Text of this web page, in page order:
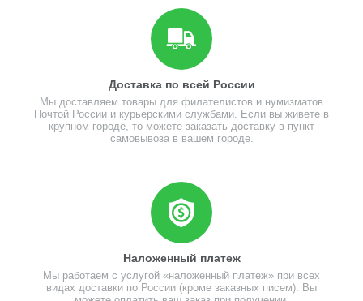
Доставка по всей России
Мы доставляем товары для филателистов и нумизматов
Почтой России и курьерскими службами. Если вы живете в
крупном городе, то можете заказать доставку в пункт
самовывоза в вашем городе.
Наложенный платеж
Мы работаем с услугой «наложенный платеж» при всех
видах доставки по России (кроме заказных писем). Вы